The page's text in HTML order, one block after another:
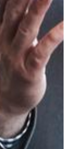
גישור ובוררות
צה"ל-משרד הביטחון
עוד תחומים